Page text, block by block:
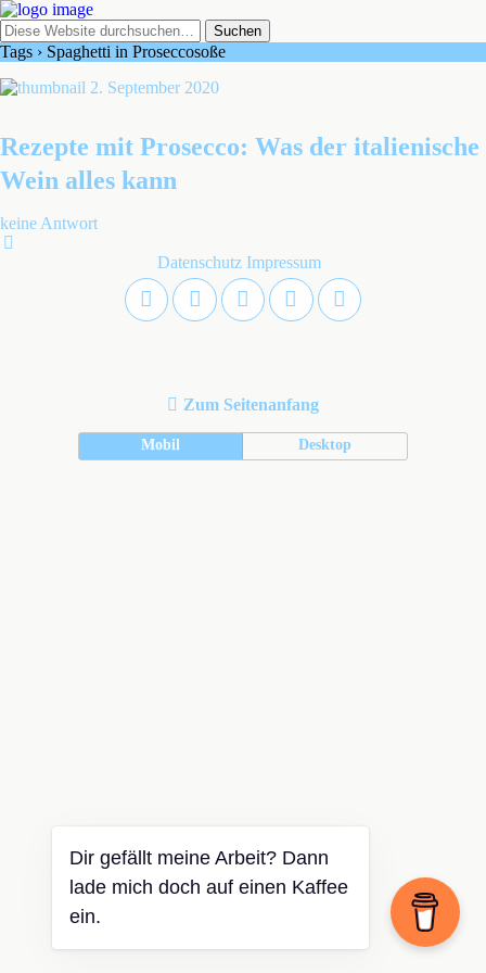
Tags › Spaghetti in Proseccosoße
2. September 2020
Rezepte mit Prosecco: Was der italienische
Wein alles kann
keine Antwort
Datenschutz Impressum
Zum Seitenanfang
Mobil Desktop
Dir gefällt meine Arbeit? Dann
lade mich doch auf einen Kaffee
ein.